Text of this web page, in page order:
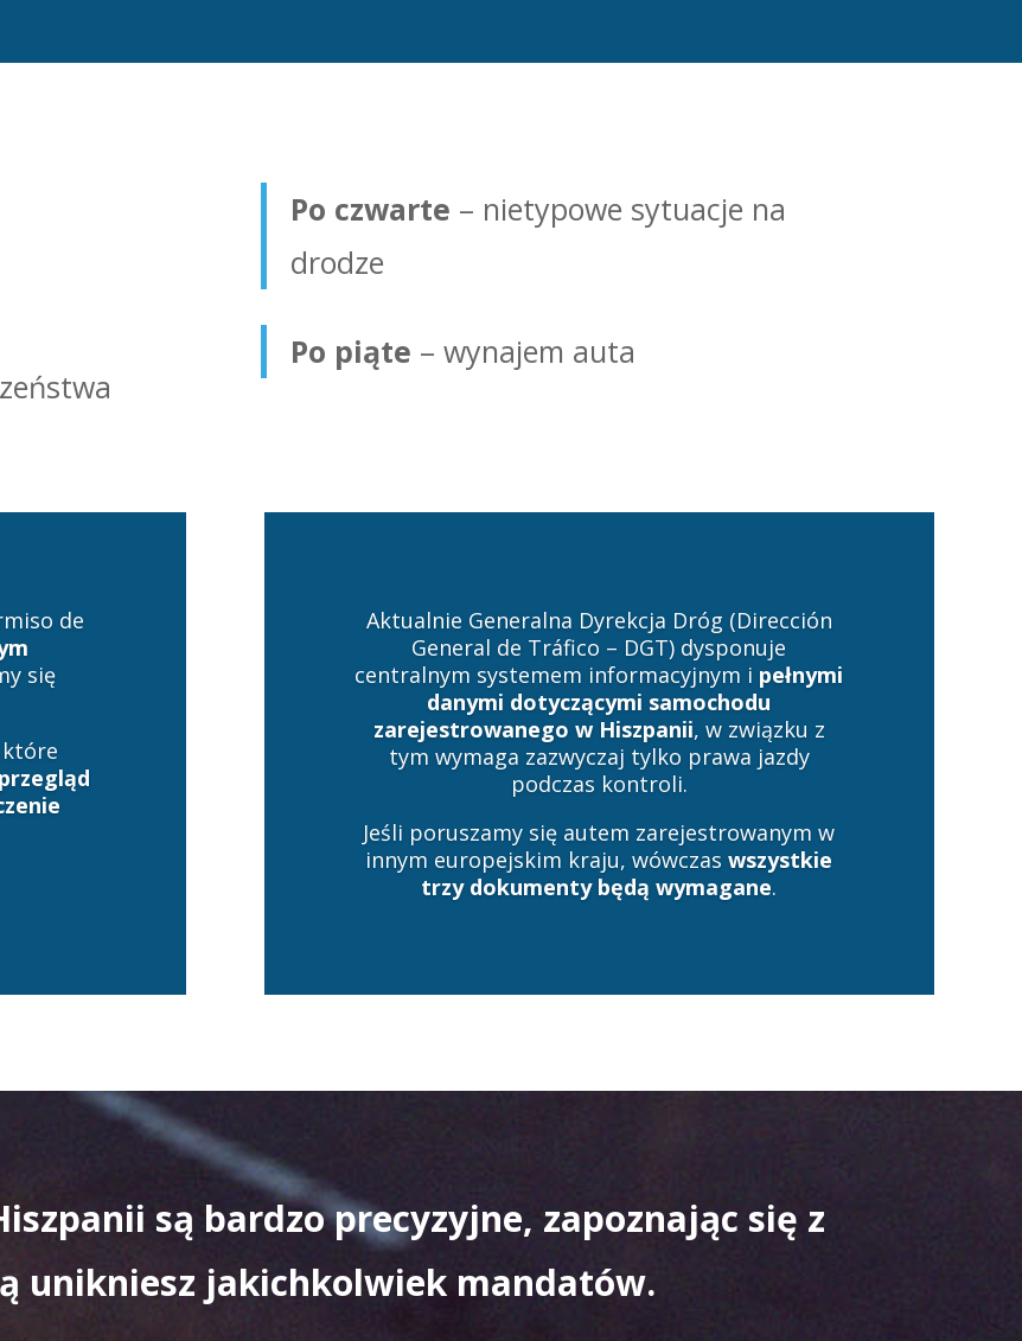
Po czwarte – nietypowe sytuacje na
drodze
Po piąte – wynajem auta
de
się
które
Aktualnie Generalna Dyrekcja Dróg (Dirección
General de Tráfico – DGT) dysponuje
centralnym systemem informacyjnym i pełnymi
danymi dotyczącymi samochodu
zarejestrowanego w Hiszpanii, w związku z
tym wymaga zazwyczaj tylko prawa jazdy
podczas kontroli.
Jeśli poruszamy się autem zarejestrowanym w
innym europejskim kraju, wówczas wszystkie
trzy dokumenty będą wymagane.
są bardzo precyzyjne, zapoznając się z
unikniesz jakichkolwiek mandatów.